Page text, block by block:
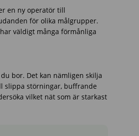
en ny operatör till
för olika målgrupper.
väldigt många förmånliga
bor. Det kan nämligen skilja
slippa störningar, buffrande
vilket nät som är starkast